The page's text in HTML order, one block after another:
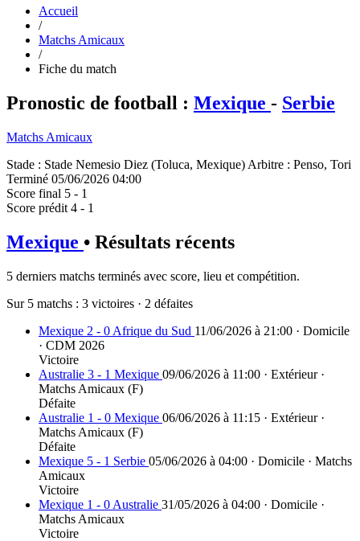
Accueil
/
Matchs Amicaux
/
Fiche du match
Pronostic de football : Mexique - Serbie
Matchs Amicaux
Stade : Stade Nemesio Diez (Toluca, Mexique) Arbitre : Penso, Tori
Terminé 05/06/2026 04:00
Score final 5 - 1
Score prédit 4 - 1
Mexique • Résultats récents
5 derniers matchs terminés avec score, lieu et compétition.
Sur 5 matchs : 3 victoires · 2 défaites
Mexique 2 - 0 Afrique du Sud 11/06/2026 à 21:00 · Domicile
· CDM 2026
Victoire
Australie 3 - 1 Mexique 09/06/2026 à 11:00 · Extérieur ·
Matchs Amicaux (F)
Défaite
Australie 1 - 0 Mexique 06/06/2026 à 11:15 · Extérieur ·
Matchs Amicaux (F)
Défaite
Mexique 5 - 1 Serbie 05/06/2026 à 04:00 · Domicile · Matchs
Amicaux
Victoire
Mexique 1 - 0 Australie 31/05/2026 à 04:00 · Domicile ·
Matchs Amicaux
Victoire